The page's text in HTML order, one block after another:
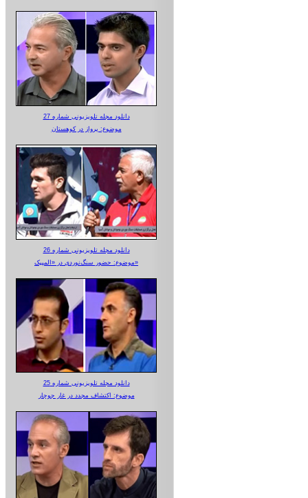
دانلود مجله تلویزیونی شماره 27
موضوع: پرواز در کوهستان
دانلود مجله تلویزیونی شماره 26
موضوع: حضور سنگ‌نوردی در «المپیک»
دانلود مجله تلویزیونی شماره 25
موضوع: اکتشاف مجدد در غار جوجار